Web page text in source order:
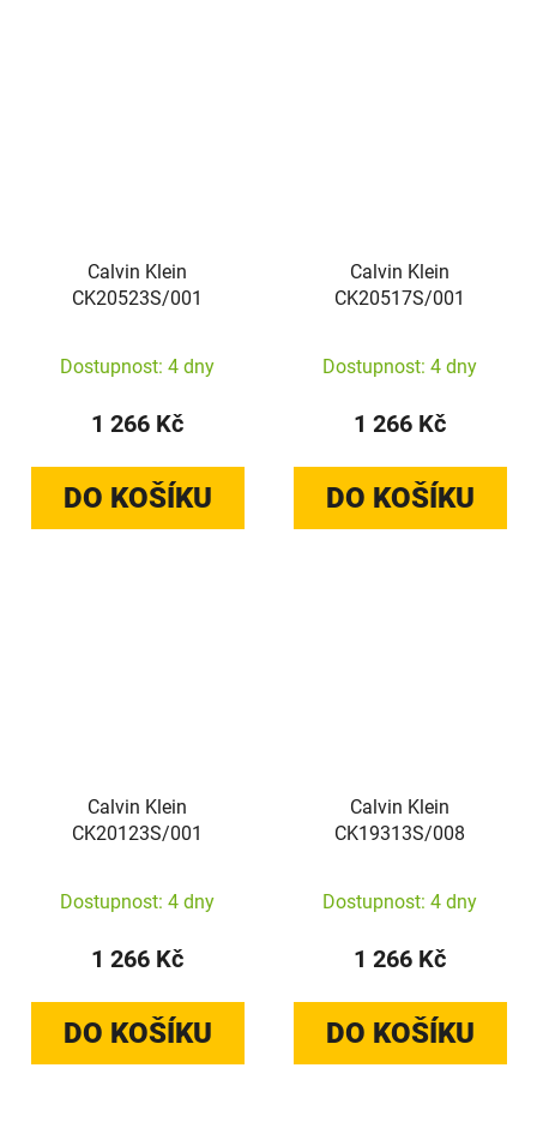
Calvin Klein
CK20523S/001
Dostupnost: 4 dny
1 266 Kč
DO KOŠÍKU
Calvin Klein
CK20517S/001
Dostupnost: 4 dny
1 266 Kč
DO KOŠÍKU
Calvin Klein
CK20123S/001
Dostupnost: 4 dny
1 266 Kč
DO KOŠÍKU
Calvin Klein
CK19313S/008
Dostupnost: 4 dny
1 266 Kč
DO KOŠÍKU